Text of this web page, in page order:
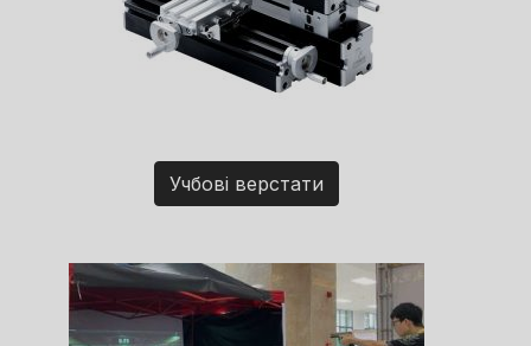
Учбові верстати